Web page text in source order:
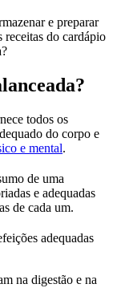
e preparar
receitas do cardápio
todos os
do corpo e
e mental.
de uma
e adequadas
de cada um.
adequadas
na digestão e na